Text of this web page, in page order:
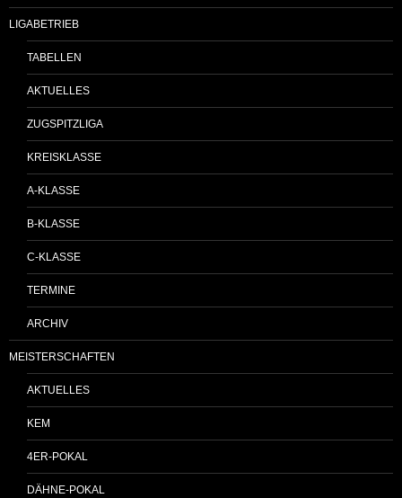
LIGABETRIEB
TABELLEN
AKTUELLES
ZUGSPITZLIGA
KREISKLASSE
A-KLASSE
B-KLASSE
C-KLASSE
TERMINE
ARCHIV
MEISTERSCHAFTEN
AKTUELLES
KEM
4ER-POKAL
DÄHNE-POKAL